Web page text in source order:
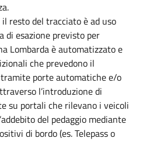
resto del tracciato è ad uso
esazione previsto per
Lombarda è automatizzato e
che prevedono il
porte automatiche e/o
l’introduzione di
su portali che rilevano i veicoli
del pedaggio mediante
di bordo (es. Telepass o